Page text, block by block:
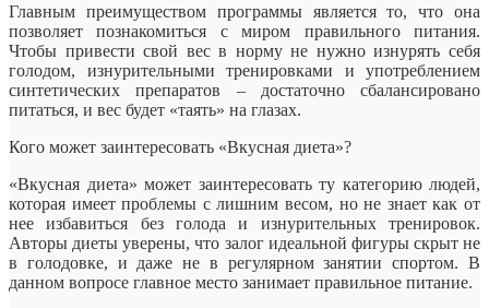
Главным преимуществом программы является то, что она
позволяет познакомиться с миром правильного питания.
Чтобы привести свой вес в норму не нужно изнурять себя
голодом, изнурительными тренировками и употреблением
синтетических препаратов – достаточно сбалансировано
питаться, и вес будет «таять» на глазах.
Кого может заинтересовать «Вкусная диета»?
«Вкусная диета» может заинтересовать ту категорию людей,
которая имеет проблемы с лишним весом, но не знает как от
нее избавиться без голода и изнурительных тренировок.
Авторы диеты уверены, что залог идеальной фигуры скрыт не
в голодовке, и даже не в регулярном занятии спортом. В
данном вопросе главное место занимает правильное питание.